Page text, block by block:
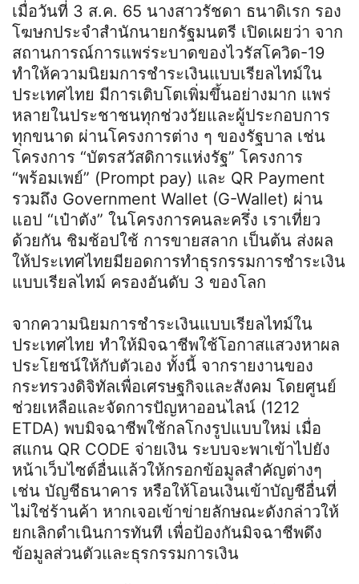
เมื่อวันที่ 3 ส.ค. 65 นางสาวรัชดา ธนาดิเรก รอง
โฆษกประจำสำนักนายกรัฐมนตรี เปิดเผยว่า จาก
สถานการณ์การแพร่ระบาดของไวรัสโควิด-19
ทำให้ความนิยมการชำระเงินแบบเรียลไทม์ใน
ประเทศไทย มีการเติบโตเพิ่มขึ้นอย่างมาก แพร่
หลายในประชาชนทุกช่วงวัยและผู้ประกอบการ
ทุกขนาด ผ่านโครงการต่าง ๆ ของรัฐบาล เช่น
โครงการ “บัตรสวัสดิการแห่งรัฐ” โครงการ
“พร้อมเพย์” (Prompt pay) และ QR Payment
รวมถึง Government Wallet (G-Wallet) ผ่าน
แอป “เป๋าตัง” ในโครงการคนละครึ่ง เราเที่ยว
ด้วยกัน ชิมช้อปใช้ การขายสลาก เป็นต้น ส่งผล
ให้ประเทศไทยมียอดการทำธุรกรรมการชำระเงิน
แบบเรียลไทม์ ครองอันดับ 3 ของโลก
จากความนิยมการชำระเงินแบบเรียลไทม์ใน
ประเทศไทย ทำให้มิจฉาชีพใช้โอกาสแสวงหาผล
ประโยชน์ให้กับตัวเอง ทั้งนี้ จากรายงานของ
กระทรวงดิจิทัลเพื่อเศรษฐกิจและสังคม โดยศูนย์
ช่วยเหลือและจัดการปัญหาออนไลน์ (1212
ETDA) พบมิจฉาชีพใช้กลโกงรูปแบบใหม่ เมื่อ
สแกน QR CODE จ่ายเงิน ระบบจะพาเข้าไปยัง
หน้าเว็บไซต์อื่นแล้วให้กรอกข้อมูลสำคัญต่างๆ
เช่น บัญชีธนาคาร หรือให้โอนเงินเข้าบัญชีอื่นที่
ไม่ใช่ร้านค้า หากเจอเข้าข่ายลักษณะดังกล่าวให้
ยกเลิกดำเนินการทันที เพื่อป้องกันมิจฉาชีพดึง
ข้อมูลส่วนตัวและธุรกรรมการเงิน